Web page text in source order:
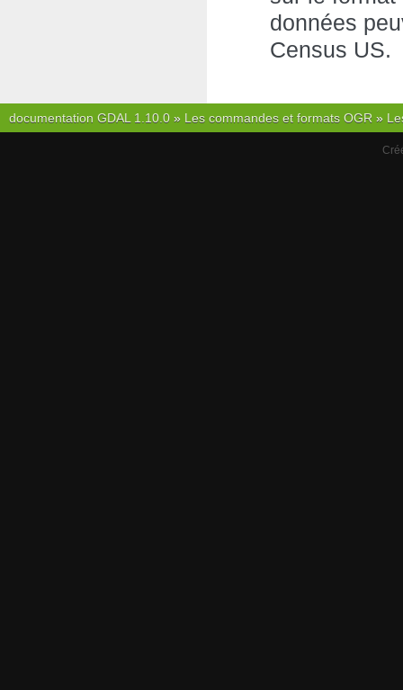
données
Census US.
documentation GDAL 1.10.0 » Les commandes et formats OGR »